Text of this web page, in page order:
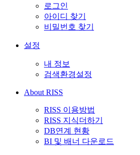
로그인
아이디 찾기
비밀번호 찾기
설정
내 정보
검색환경설정
About RISS
RISS 이용방법
RISS 지식더하기
DB연계 현황
BI 및 배너 다운로드